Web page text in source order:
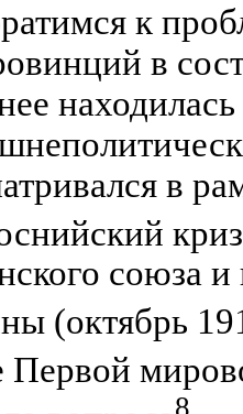
к
в
в
союза
(октябрь
Первой